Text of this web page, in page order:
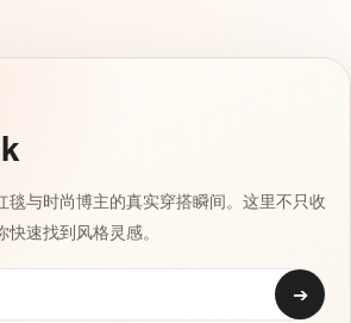
毯与时尚博主的真实穿搭瞬间。这里不只收
速找到风格灵感。
➔